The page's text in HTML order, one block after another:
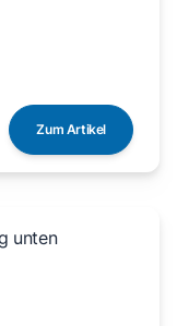
Zum Artikel